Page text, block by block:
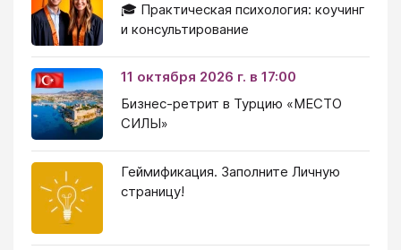
🎓 Практическая психология: коучинг
и консультирование
11 октября 2026 г. в 17:00
Бизнес-ретрит в Турцию «МЕСТО
СИЛЫ»
Геймификация. Заполните Личную
страницу!